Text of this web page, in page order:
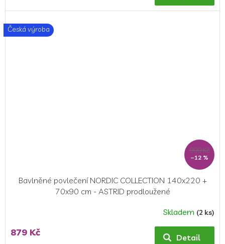
z
5
Česká výroba
999 Kč
–12 %
Bavlněné povlečení NORDIC COLLECTION 140x220 +
70x90 cm - ASTRID prodloužené
Skladem (2 ks)
879 Kč Detail